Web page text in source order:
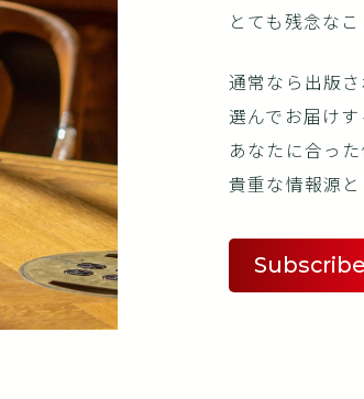
とても残念な
通常なら出版
選んでお届け
あなたに合っ
貴重な情報源と
Subscribe